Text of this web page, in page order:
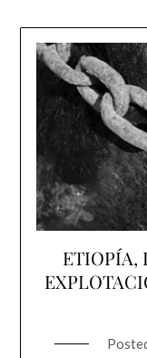
ETIOPÍA,